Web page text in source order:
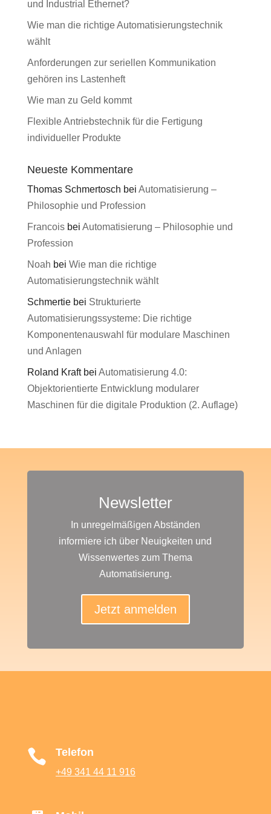
und Industrial Ethernet?
Wie man die richtige Automatisierungstechnik
wählt
Anforderungen zur seriellen Kommunikation
gehören ins Lastenheft
Wie man zu Geld kommt
Flexible Antriebstechnik für die Fertigung
individueller Produkte
Neueste Kommentare
Thomas Schmertosch bei Automatisierung –
Philosophie und Profession
Francoisbei Automatisierung – Philosophie und
Profession
Noah bei Wie man die richtige
Automatisierungstechnik wählt
Schmertiebei Strukturierte
Automatisierungssysteme: Die richtige
Komponentenauswahl für modulare Maschinen
und Anlagen
Roland Kraftbei Automatisierung 4.0:
Objektorientierte Entwicklung modularer
Maschinen für die digitale Produktion (2. Auflage)
Newsletter
In unregelmäßigen Abständen
informiere ich über Neuigkeiten und
Wissenwertes zum Thema
Automatisierung.
Jetzt anmelden
 Telefon
+49 341 44 11 916